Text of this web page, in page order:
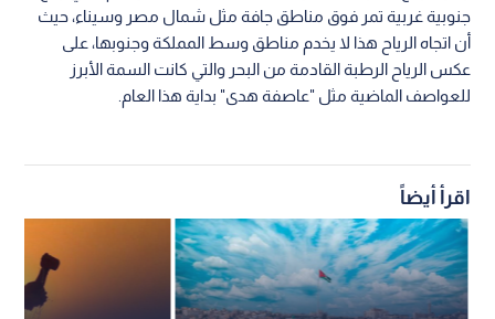
جنوبية غربية تمر فوق مناطق جافة مثل شمال مصر وسيناء، حيث
أن اتجاه الرياح هذا لا يخدم مناطق وسط المملكة وجنوبها، على
عكس الرياح الرطبة القادمة من البحر والتي كانت السمة الأبرز
للعواصف الماضية مثل "عاصفة هدى" بداية هذا العام.
اقرأ أيضاً